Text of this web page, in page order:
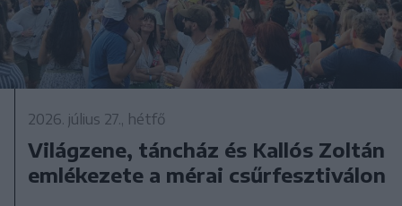
2026. július 27., hétfő
Világzene, táncház és Kallós Zoltán
emlékezete a mérai csűrfesztiválon